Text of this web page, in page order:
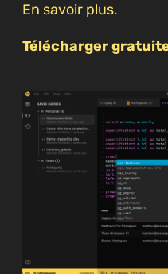
En savoir plus.
Télécharger